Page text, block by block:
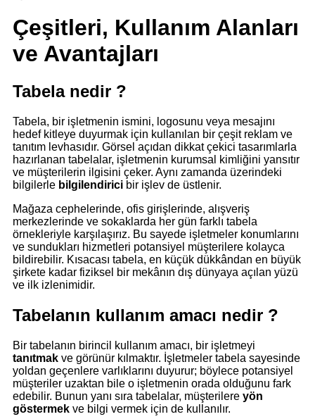
Çeşitleri, Kullanım Alanları
ve Avantajları
Tabela nedir ?
Tabela, bir işletmenin ismini, logosunu veya mesajını
hedef kitleye duyurmak için kullanılan bir çeşit reklam ve
tanıtım levhasıdır. Görsel açıdan dikkat çekici tasarımlarla
hazırlanan tabelalar, işletmenin kurumsal kimliğini yansıtır
ve müşterilerin ilgisini çeker. Aynı zamanda üzerindeki
bilgilerle bilgilendirici bir işlev de üstlenir.
Mağaza cephelerinde, ofis girişlerinde, alışveriş
merkezlerinde ve sokaklarda her gün farklı tabela
örnekleriyle karşılaşırız. Bu sayede işletmeler konumlarını
ve sundukları hizmetleri potansiyel müşterilere kolayca
bildirebilir. Kısacası tabela, en küçük dükkândan en büyük
şirkete kadar fiziksel bir mekânın dış dünyaya açılan yüzü
ve ilk izlenimidir.
Tabelanın kullanım amacı nedir ?
Bir tabelanın birincil kullanım amacı, bir işletmeyi
tanıtmak ve görünür kılmaktır. İşletmeler tabela sayesinde
yoldan geçenlere varlıklarını duyurur; böylece potansiyel
müşteriler uzaktan bile o işletmenin orada olduğunu fark
edebilir. Bunun yanı sıra tabelalar, müşterilere yön
göstermek ve bilgi vermek için de kullanılır.